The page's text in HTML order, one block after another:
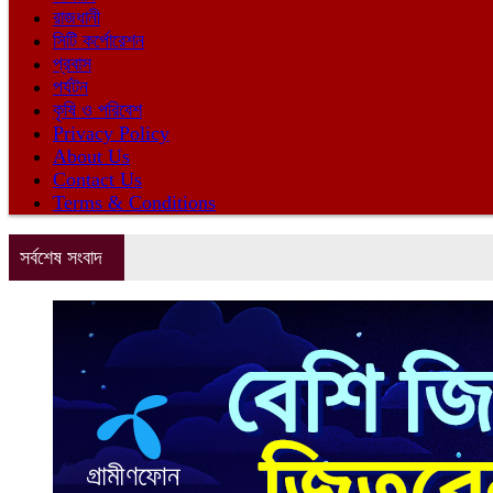
রাজধানী
সিটি কর্পোরেশন
প্রবাস
পর্যটন
কৃষি ও পরিবেশ
Privacy Policy
About Us
Contact Us
Terms & Conditions
সর্বশেষ সংবাদ